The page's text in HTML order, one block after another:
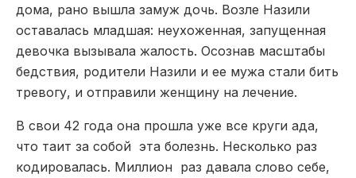
дома, рано вышла замуж дочь. Возле Назили
оставалась младшая: неухоженная, запущенная
девочка вызывала жалость. Осознав масштабы
бедствия, родители Назили и ее мужа стали бить
тревогу, и отправили женщину на лечение.
В свои 42 года она прошла уже все круги ада,
что таит за собой эта болезнь. Несколько раз
кодировалась. Миллион раз давала слово себе,